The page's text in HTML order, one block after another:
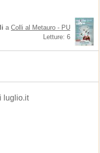
a Colli al Metauro - PU
Letture: 6
luglio.it